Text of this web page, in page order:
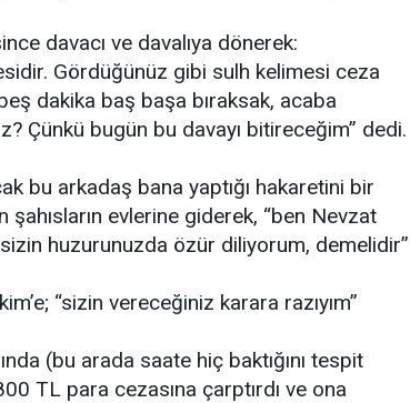
davacı ve davalıya dönerek:
Gördüğünüz gibi sulh kelimesi ceza
dakika baş başa bıraksak, acaba
Çünkü bugün bu davayı bitireceğim” dedi.
bu arkadaş bana yaptığı hakaretini bir
evlerine giderek, “ben Nevzat
huzurunuzda özür diliyorum, demelidir”
“sizin vereceğiniz karara razıyım”
(bu arada saate hiç baktığını tespit
TL para cezasına çarptırdı ve ona